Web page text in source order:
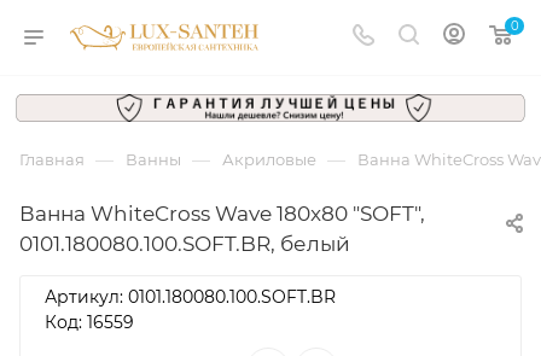
0
Главная — Ванны — Акриловые — Ванна WhiteCross
Ванна WhiteCross Wave 180x80 "SOFT",
0101.180080.100.SOFT.BR, белый
Артикул: 0101.180080.100.SOFT.BR
Код: 16559